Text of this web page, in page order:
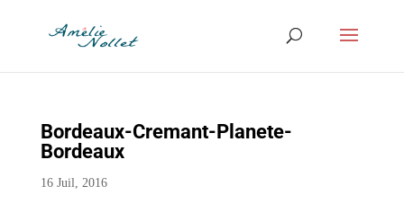
Bordeaux-Cremant-Planete-
Bordeaux
16 Juil, 2016